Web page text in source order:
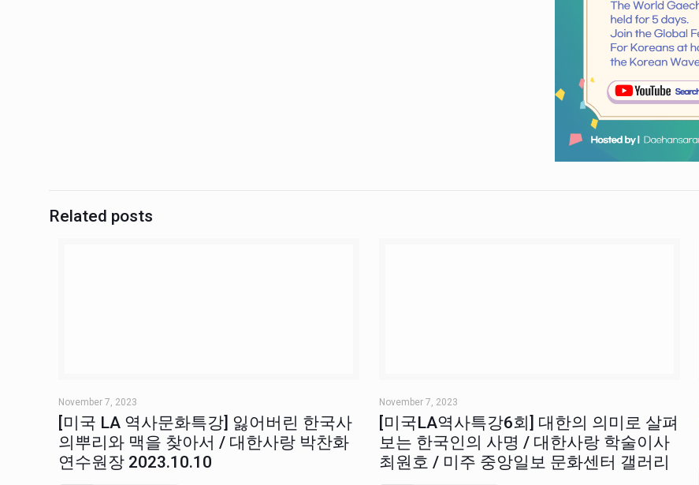
Related posts
November 7, 2023
[미국 LA 역사문화특강] 잃어버린 한국사
의뿌리와 맥을 찾아서 / 대한사랑 박찬화
연수원장 2023.10.10
November 7, 2023
[미국LA역사특강6회] 대한의 의미로 살펴
보는 한국인의 사명 / 대한사랑 학술이사
최원호 / 미주 중앙일보 문화센터 갤러리